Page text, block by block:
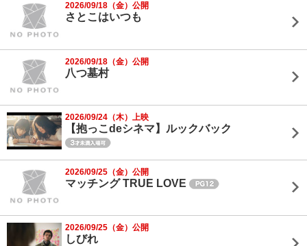
2026/09/18（金）公開
さとこはいつも
2026/09/18（金）公開
八つ墓村
2026/09/24（木）上映
【抱っこdeシネマ】ルックバック
2026/09/25（金）公開
マッチング TRUE LOVE
2026/09/25（金）公開
しびれ